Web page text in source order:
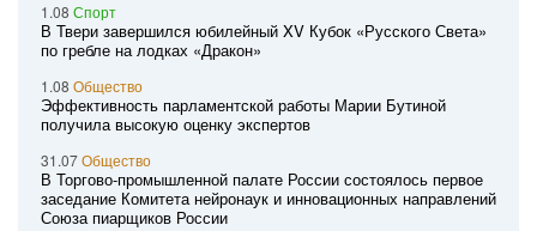
1.08 Спорт
В Твери завершился юбилейный XV Кубок «Русского Света»
по гребле на лодках «Дракон»
1.08 Общество
Эффективность парламентской работы Марии Бутиной
получила высокую оценку экспертов
31.07Общество
В Торгово-промышленной палате России состоялось первое
заседание Комитета нейронаук и инновационных направлений
Союза пиарщиков России